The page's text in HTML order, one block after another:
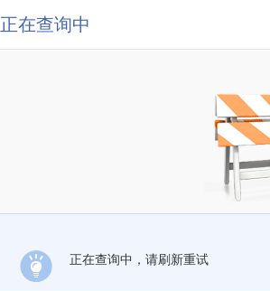
正在查询中
正在查询中，请刷新重试